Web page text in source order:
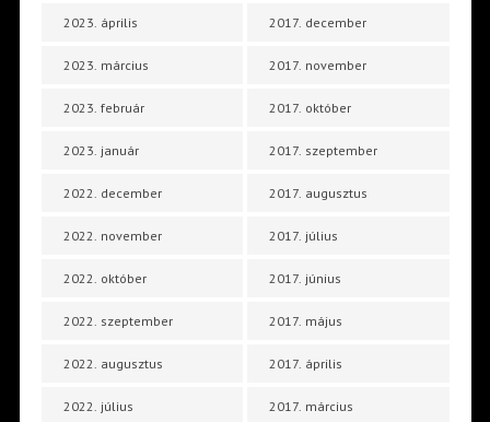
2023. április
2023. március
2023. február
2023. január
2022. december
2022. november
2022. október
2022. szeptember
2022. augusztus
2022. július
2017. december
2017. november
2017. október
2017. szeptember
2017. augusztus
2017. július
2017. június
2017. május
2017. április
2017. március